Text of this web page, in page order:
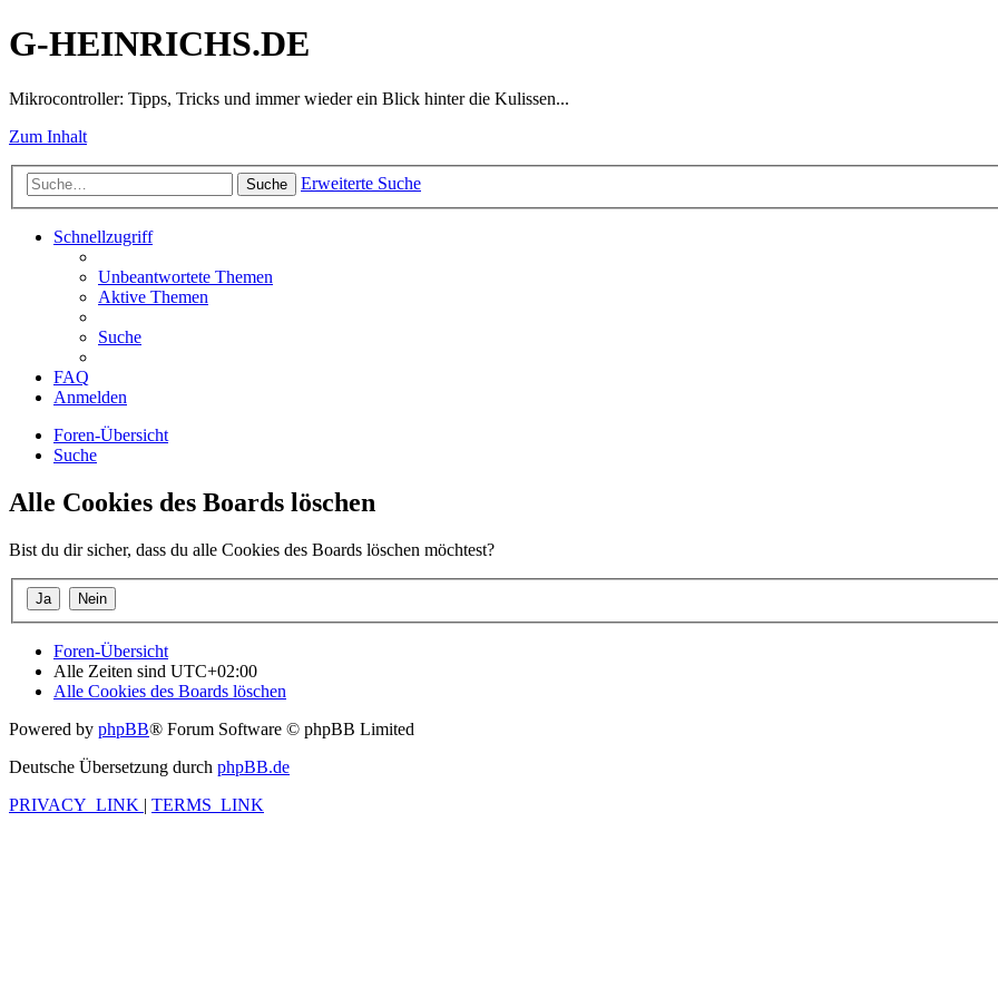
G-HEINRICHS.DE
Mikrocontroller: Tipps, Tricks und immer wieder ein Blick hinter die Kulissen...
Zum Inhalt
Suche Erweiterte Suche
Schnellzugriff
Unbeantwortete Themen
Aktive Themen
Suche
FAQ
Anmelden
Foren-Übersicht
Suche
Alle Cookies des Boards löschen
Bist du dir sicher, dass du alle Cookies des Boards löschen möchtest?
Foren-Übersicht
Alle Zeiten sind UTC+02:00
Alle Cookies des Boards löschen
Powered by phpBB® Forum Software © phpBB Limited
Deutsche Übersetzung durch phpBB.de
PRIVACY_LINK | TERMS_LINK